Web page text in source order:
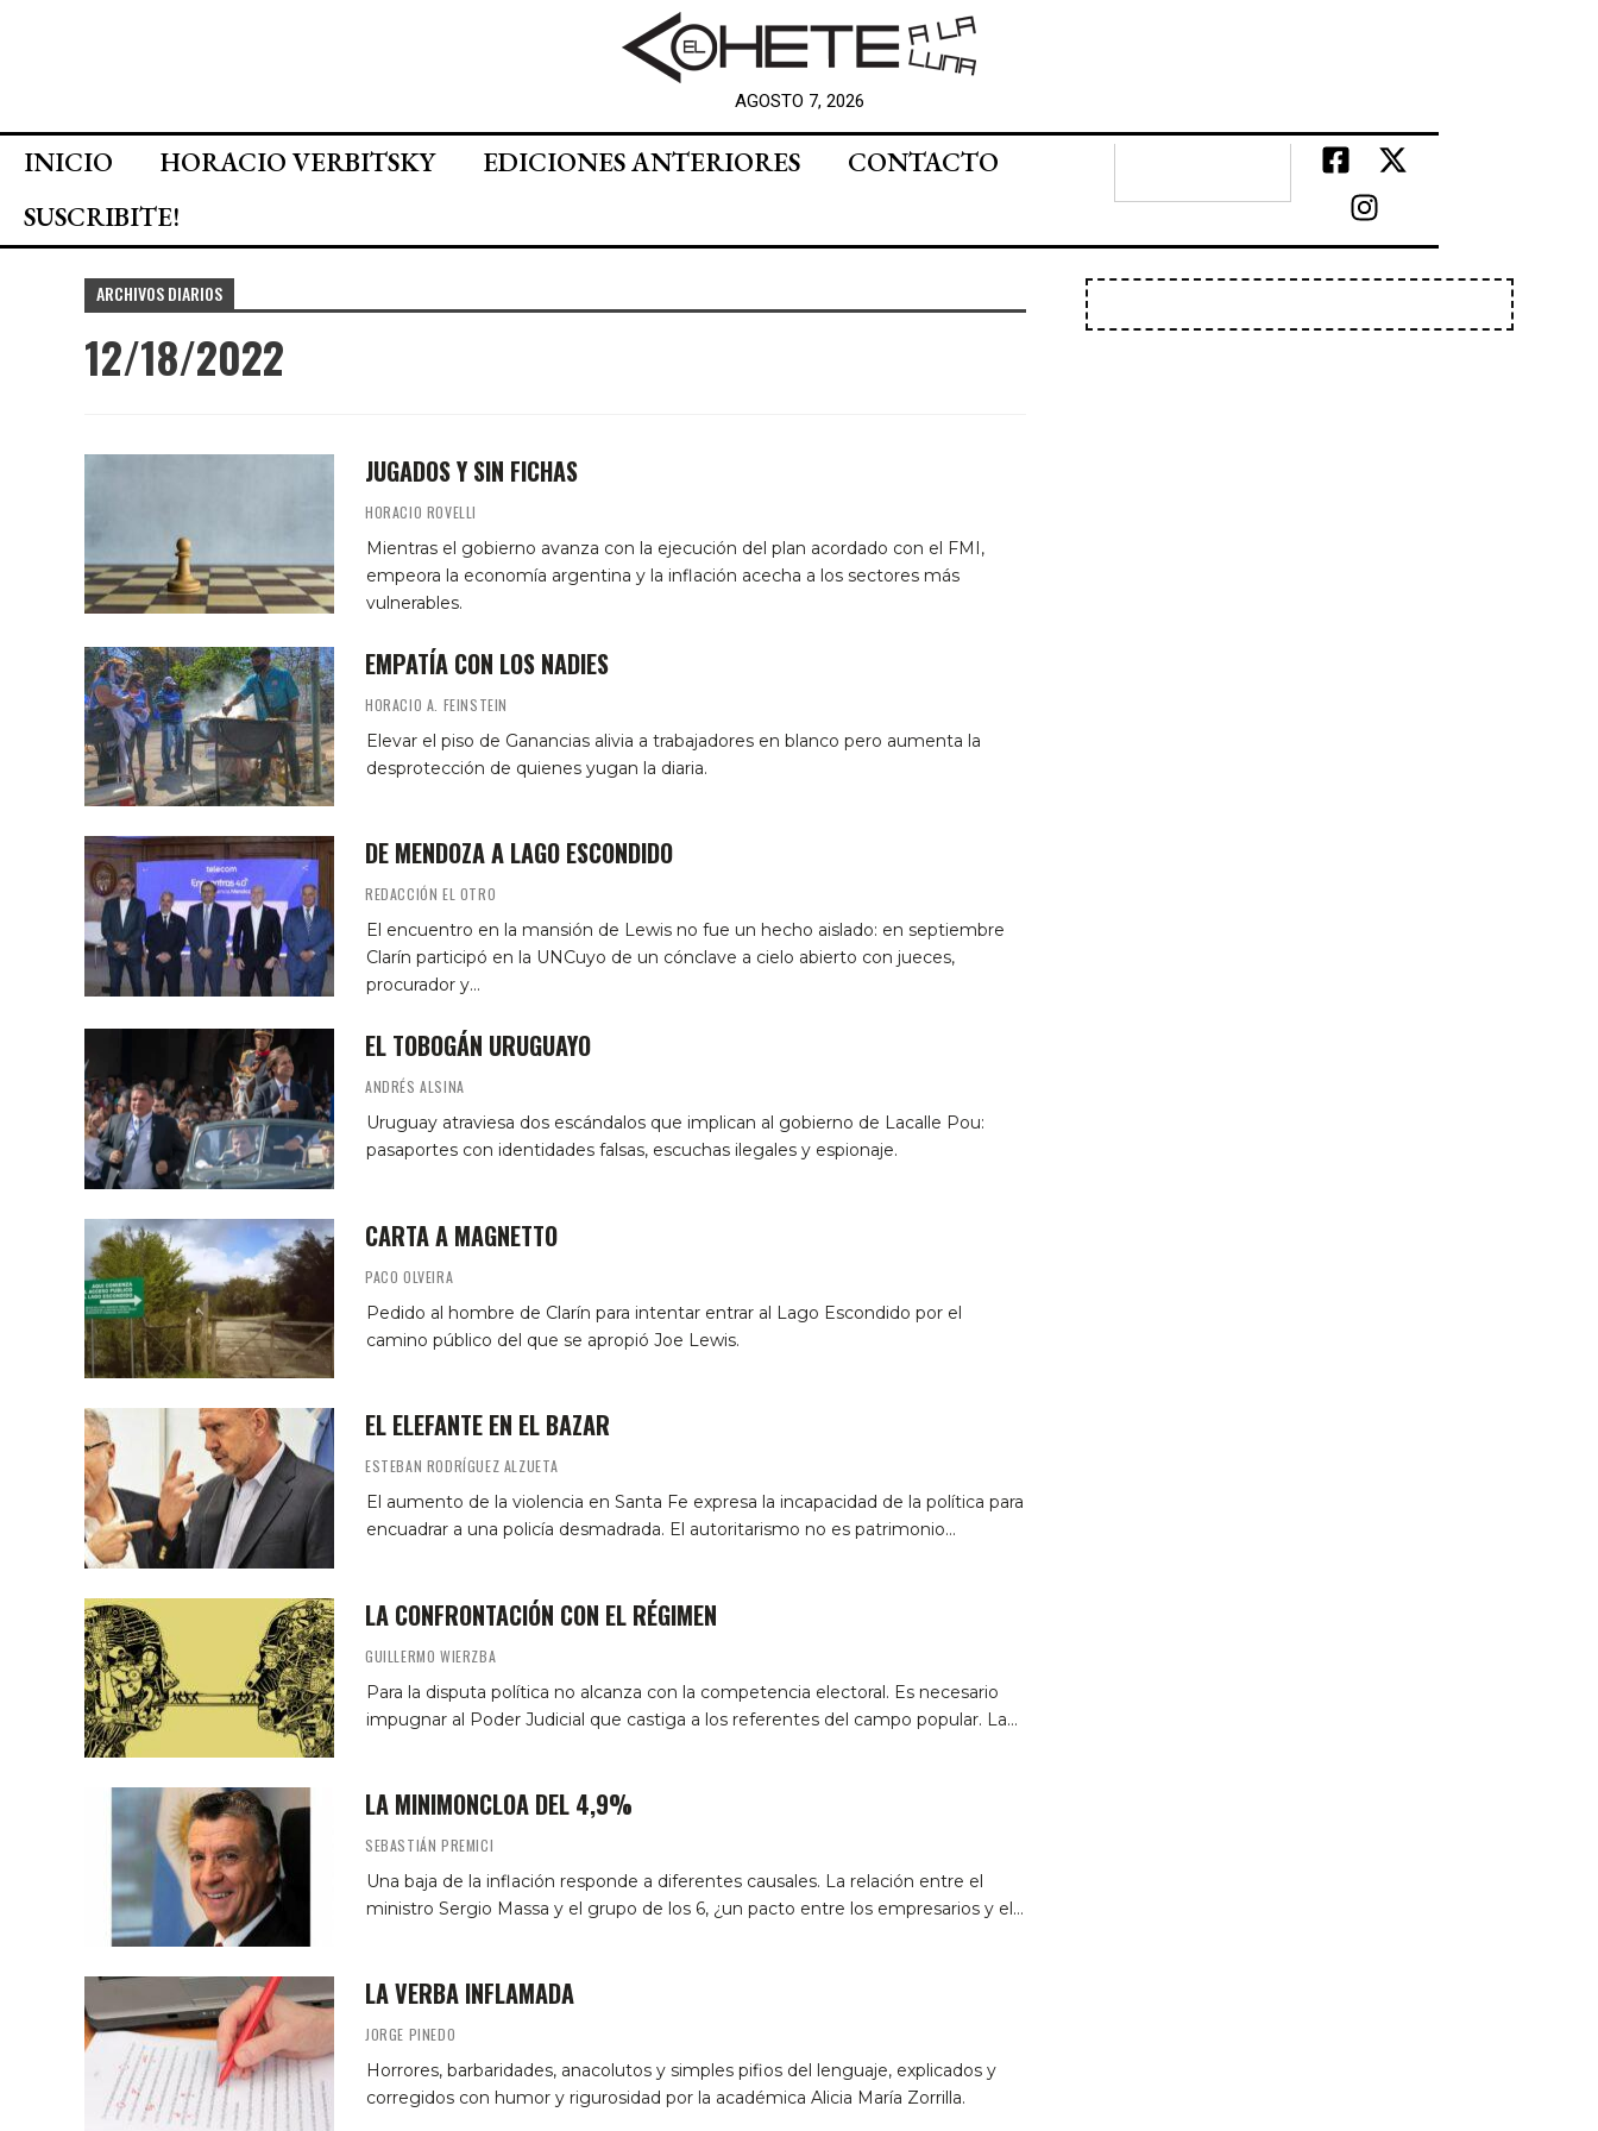
AGOSTO 7, 2026
INICIO HORACIO VERBITSKY EDICIONES ANTERIORES
CONTACTO
SUSCRIBITE!
ARCHIVOS DIARIOS
12/18/2022
JUGADOS Y SIN FICHAS
HORACIO ROVELLI
Mientras el gobierno avanza con la ejecución del plan acordado con el FMI,
empeora la economía argentina y la inflación acecha a los sectores más
vulnerables.
EMPATÍA CON LOS NADIES
HORACIO A. FEINSTEIN
Elevar el piso de Ganancias alivia a trabajadores en blanco pero aumenta la
desprotección de quienes yugan la diaria.
DE MENDOZA A LAGO ESCONDIDO
REDACCIÓN EL OTRO
El encuentro en la mansión de Lewis no fue un hecho aislado: en septiembre
Clarín participó en la UNCuyo de un cónclave a cielo abierto con jueces,
procurador y…
EL TOBOGÁN URUGUAYO
ANDRÉS ALSINA
Uruguay atraviesa dos escándalos que implican al gobierno de Lacalle Pou:
pasaportes con identidades falsas, escuchas ilegales y espionaje.
CARTA A MAGNETTO
PACO OLVEIRA
Pedido al hombre de Clarín para intentar entrar al Lago Escondido por el
camino público del que se apropió Joe Lewis.
EL ELEFANTE EN EL BAZAR
ESTEBAN RODRÍGUEZ ALZUETA
El aumento de la violencia en Santa Fe expresa la incapacidad de la política para
encuadrar a una policía desmadrada. El autoritarismo no es patrimonio…
LA CONFRONTACIÓN CON EL RÉGIMEN
GUILLERMO WIERZBA
Para la disputa política no alcanza con la competencia electoral. Es necesario
impugnar al Poder Judicial que castiga a los referentes del campo popular. La…
LA MINIMONCLOA DEL 4,9%
SEBASTIÁN PREMICI
Una baja de la inflación responde a diferentes causales. La relación entre el
ministro Sergio Massa y el grupo de los 6, ¿un pacto entre los empresarios y el…
LA VERBA INFLAMADA
JORGE PINEDO
Horrores, barbaridades, anacolutos y simples pifios del lenguaje, explicados y
corregidos con humor y rigurosidad por la académica Alicia María Zorrilla.